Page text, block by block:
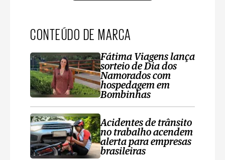
CONTEÚDO DE MARCA
Fátima Viagens lança
sorteio de Dia dos
Namorados com
hospedagem em
Bombinhas
Acidentes de trânsito
no trabalho acendem
alerta para empresas
brasileiras